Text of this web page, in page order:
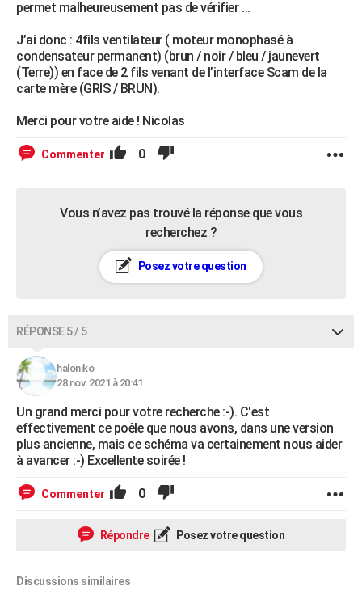
permet malheureusement pas de vérifier …
J’ai donc : 4fils ventilateur ( moteur monophasé à
condensateur permanent) (brun / noir / bleu / jaunevert
(Terre)) en face de 2 fils venant de l’interface Scam de la
carte mère (GRIS / BRUN).
Merci pour votre aide ! Nicolas
Commenter 0
Vous n’avez pas trouvé la réponse que vous
recherchez ?
Posez votre question
RÉPONSE 5 / 5
haloniko
28 nov. 2021 à 20:41
Un grand merci pour votre recherche :-). C'est
effectivement ce poêle que nous avons, dans une version
plus ancienne, mais ce schéma va certainement nous aider
à avancer :-) Excellente soirée !
Commenter 0
Répondre Posez votre question
Discussions similaires